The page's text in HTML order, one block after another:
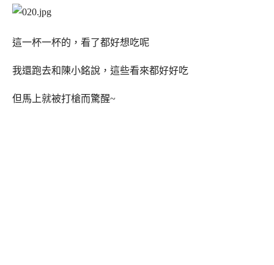
這一杯一杯的，看了都好想吃呢
我還跑去和陳小銘說，這些看來都好好吃
但馬上就被打槍而驚醒~